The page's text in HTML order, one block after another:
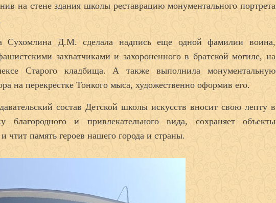
на стене здания школы реставрацию монументального портрета
Сухомлина Д.М. сделала надпись еще одной фамилии воина,
захватчиками и захороненного в братской могиле, на
Старого кладбища. А также выполнила монументальную
на перекрестке Тонкого мыса, художественно оформив его.
состав Детской школы искусств вносит свою лепту в
благородного и привлекательного вида, сохраняет объекты
чтит память героев нашего города и страны.